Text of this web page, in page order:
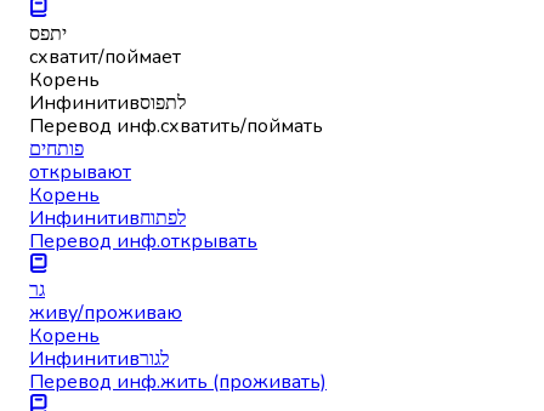
יתפס
схватит/поймает
Корень
Инфинитивלתפוס
Перевод инф.схватить/поймать
פותחים
открывают
Корень
Инфинитивלפתוח
Перевод инф.открывать
גר
живу/проживаю
Корень
Инфинитивלגור
Перевод инф.жить (проживать)